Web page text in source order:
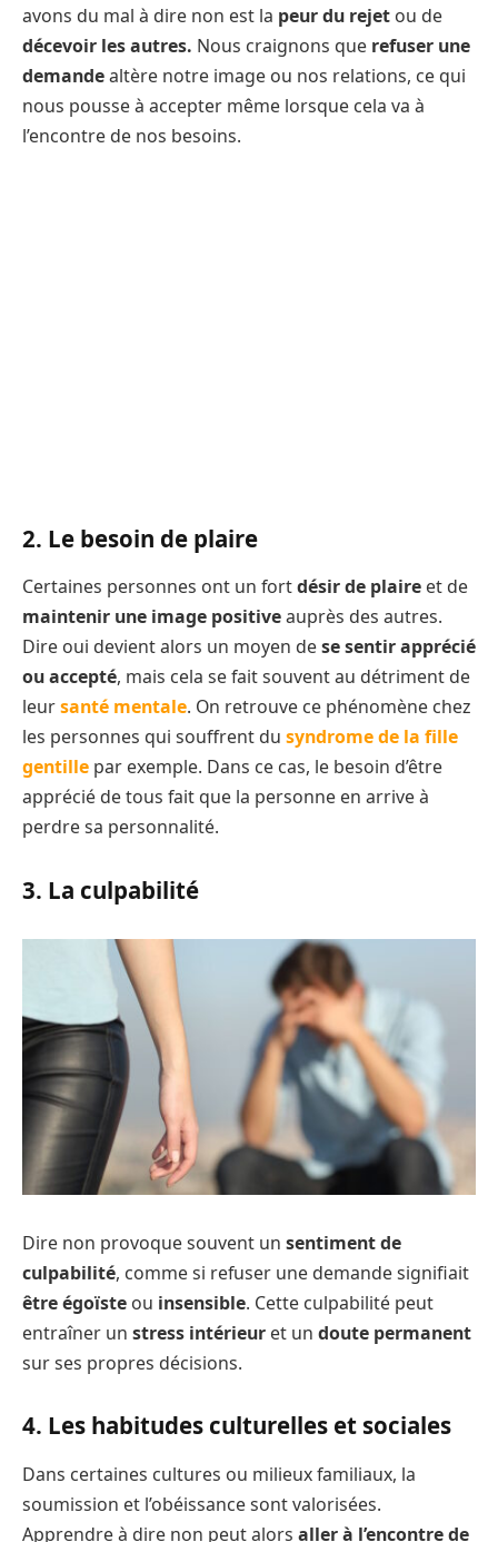
avons du mal à dire non est la peur du rejet ou de
décevoir les autres. Nous craignons que refuser une
demandealtère notre image ou nos relations, ce qui
nous pousse à accepter même lorsque cela va à
l’encontre de nos besoins.
2. Le besoin de plaire
Certaines personnes ont un fortdésir de plaire et de
maintenir une image positiveauprès des autres.
Dire oui devient alors un moyen dese sentir apprécié
ou accepté, mais cela se fait souvent au détriment de
leursanté mentale. On retrouve ce phénomène chez
les personnes qui souffrent du syndrome de la fille
gentille par exemple. Dans ce cas, le besoin d’être
apprécié de tous fait que la personne en arrive à
perdre sa personnalité.
3. La culpabilité
Dire non provoque souvent un sentiment de
culpabilité, comme si refuser une demande signifiait
être égoïste ou insensible. Cette culpabilité peut
entraîner un stress intérieur et un doute permanent
sur ses propres décisions.
4. Les habitudes culturelles et sociales
Dans certaines cultures ou milieux familiaux, la
soumission et l’obéissance sont valorisées.
Apprendre à dire non peut alors aller à l’encontre de